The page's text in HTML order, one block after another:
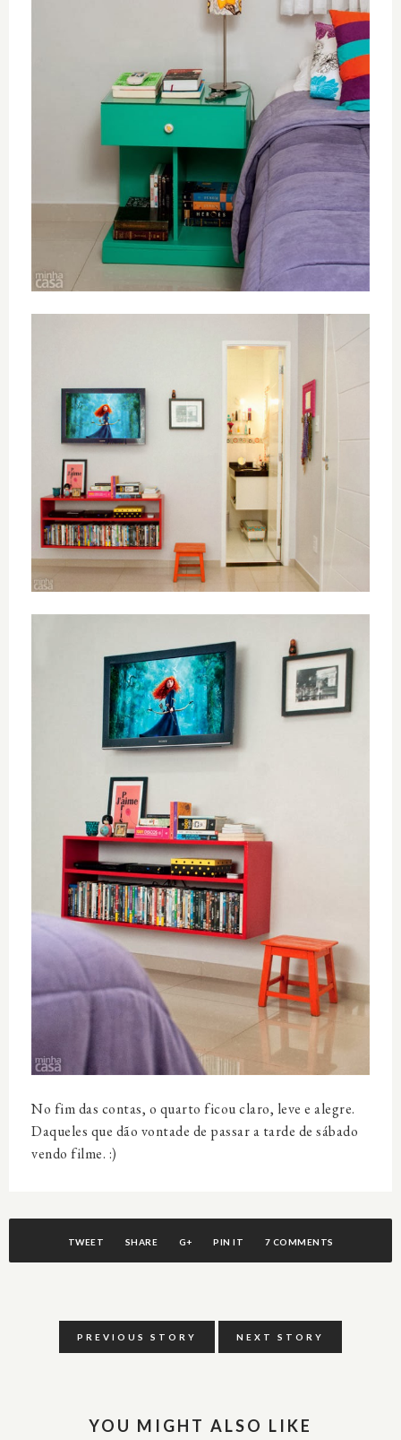
No fim das contas, o quarto ficou claro, leve e alegre.
Daqueles que dão vontade de passar a tarde de sábado
vendo filme. :)
TWEET SHARE G+ PIN IT 7 COMMENTS
PREVIOUS STORY NEXT STORY
YOU MIGHT ALSO LIKE